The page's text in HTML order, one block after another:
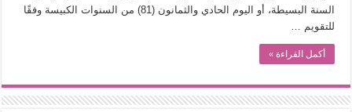
يوم شاهدت زينات صدقي على المسرح وسرحت!
السنة البسيطة، أو اليوم الحادي والثمانون (81) من السنوات الكبيسة وفقًا
للتقويم …
أكمل القراءة »